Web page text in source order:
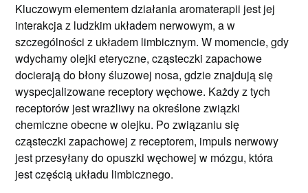
Kluczowym elementem działania aromaterapii jest jej
interakcja z ludzkim układem nerwowym, a w
szczególności z układem limbicznym. W momencie, gdy
wdychamy olejki eteryczne, cząsteczki zapachowe
docierają do błony śluzowej nosa, gdzie znajdują się
wyspecjalizowane receptory węchowe. Każdy z tych
receptorów jest wrażliwy na określone związki
chemiczne obecne w olejku. Po związaniu się
cząsteczki zapachowej z receptorem, impuls nerwowy
jest przesyłany do opuszki węchowej w mózgu, która
jest częścią układu limbicznego.